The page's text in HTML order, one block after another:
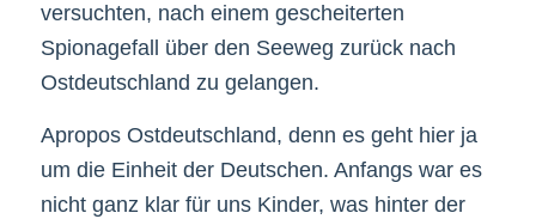
versuchten, nach einem gescheiterten
Spionagefall über den Seeweg zurück nach
Ostdeutschland zu gelangen.
Apropos Ostdeutschland, denn es geht hier ja
um die Einheit der Deutschen. Anfangs war es
nicht ganz klar für uns Kinder, was hinter der